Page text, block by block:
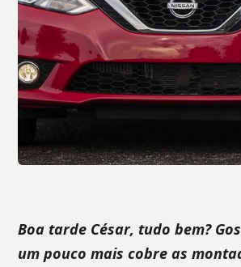
Boa tarde César, tudo bem?
um pouco mais cobre as